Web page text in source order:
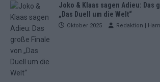
Joko & Klaas sagen Adieu: Das
„Das Duell um die Welt“
Oktober 2025 Redaktion |